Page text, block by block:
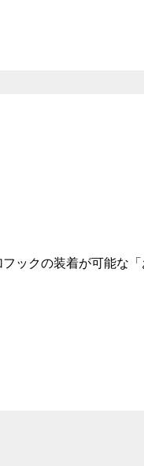
ックの装着が可能な「